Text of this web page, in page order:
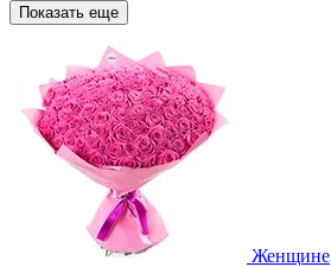
Показать еще
Женщине